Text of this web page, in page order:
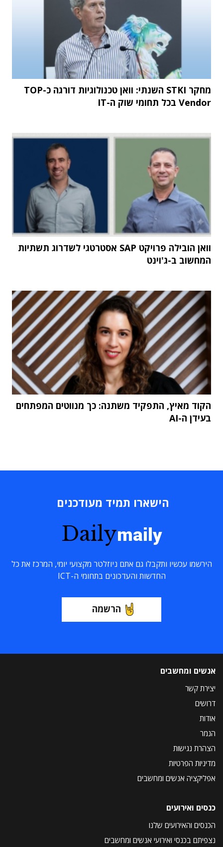
מחקר STKI השנתי: וואן טכנולוגיות דורגה כ-TOP
Vendor בכל תחומי שוק ה-IT
וואן הובילה פרויקט SAP אסטרטגי לשדרוג תשתיות
המחשוב ב-ג'וינט
הקוד מאיץ, התפקיד משתנה: כך מנווטים המפתחים
בעידן ה-AI
הישארו תמיד מעודכנים
Dailymaily
הירשמו עכשיו ותקבלו גם אתם ניוזלטר מקצועי יומי, המרכז את כל
החדשות והעדכונים בתחומי ה-ICT
הרשמה
אנשים ומחשבים
יצירת קשר
דרושים
אודות
הנמר
הצהרת נגישות
מדיניות הפרטיות
אפליקציה אנשים ומחשבים
כנסים ואירועים
הכנסים והאירועים שלנו
נצפיתם בכנסי ואירועי אנשים ומחשבים